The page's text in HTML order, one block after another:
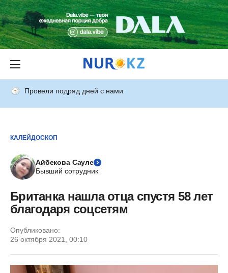
Провели подряд дней с нами
КАЛЕЙДОСКОП
Айбекова Сауле
Бывший сотрудник
Британка нашла отца спустя 58 лет
благодаря соцсетям
Опубликовано:
26 октября 2021, 00:10